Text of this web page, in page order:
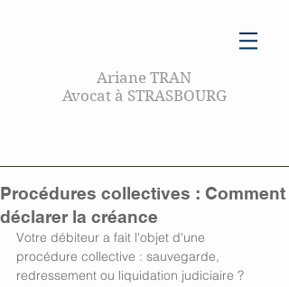
Ariane TRAN
Avocat à STRASBOURG
Procédures collectives : Comment
déclarer la créance
Votre débiteur a fait l'objet d'une
procédure collective : sauvegarde,
redressement ou liquidation judiciaire ?